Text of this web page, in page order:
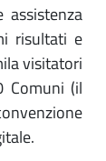
risultati e
visitatori
Comuni (il